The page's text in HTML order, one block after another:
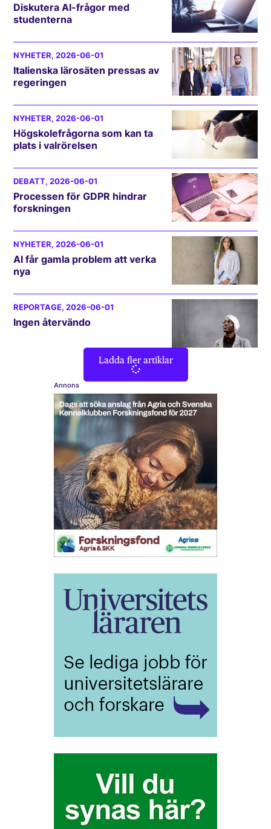
Diskutera AI-frågor med
studenterna
NYHETER, 2026-06-01
Italienska lärosäten pressas av
regeringen
NYHETER, 2026-06-01
Högskolefrågorna som kan ta
plats i valrörelsen
DEBATT, 2026-06-01
Processen för GDPR hindrar
forskningen
NYHETER, 2026-06-01
AI får gamla problem att verka
nya
REPORTAGE, 2026-06-01
Ingen återvändo
Ladda fler artiklar
Annons